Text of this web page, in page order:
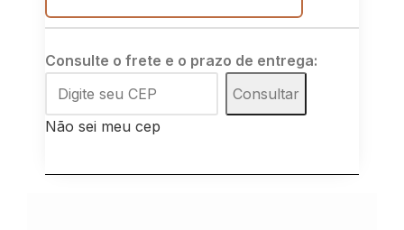
Consulte o frete e o prazo de entrega:
Consultar
Não sei meu cep